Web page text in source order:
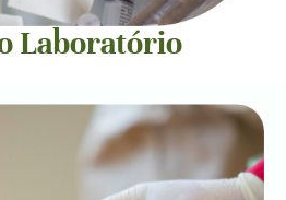
Laboratório